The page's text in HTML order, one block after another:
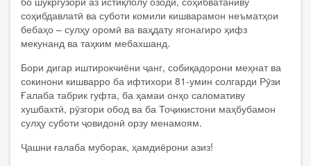
соҳибдавлатӣ ва суботи комили кишварамон неъматҳои
бебаҳо – сулҳу оромӣ ва ваҳдату ягонагиро ҳифз
мекунанд ва таҳким мебахшанд.
Бори дигар иштирокчиёни ҷанг, собиқадорони меҳнат ва
сокинони кишварро ба ифтихори 81-умин солгарди Рӯзи
Ғалаба табрик гуфта, ба ҳамаи онҳо саломативу
хушбахтӣ, рӯзгори обод ва ба Тоҷикистони маҳбубамон
сулҳу суботи ҷовидонӣ орзу менамоям.
Ҷашни ғалаба муборак, ҳамдиёрони азиз!